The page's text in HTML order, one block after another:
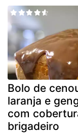
Bolo de
laranja e
com
brigadeiro